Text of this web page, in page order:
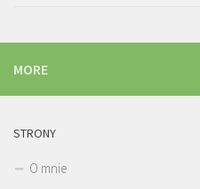
MORE
STRONY
O mnie